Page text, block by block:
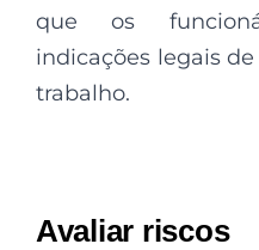
que os
indicações legais
trabalho.
Avaliar riscos